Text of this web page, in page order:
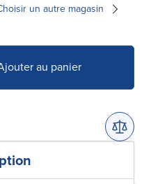
un autre magasin
au panier